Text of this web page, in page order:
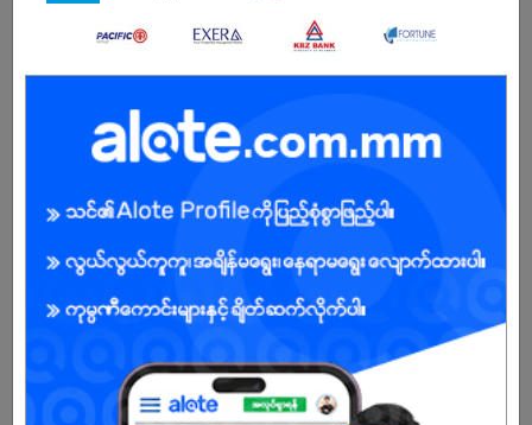
အခွင့်အရေးရှိသူ : ကျား/မ
သက်တမ်းကုန်သွားပါပြီ